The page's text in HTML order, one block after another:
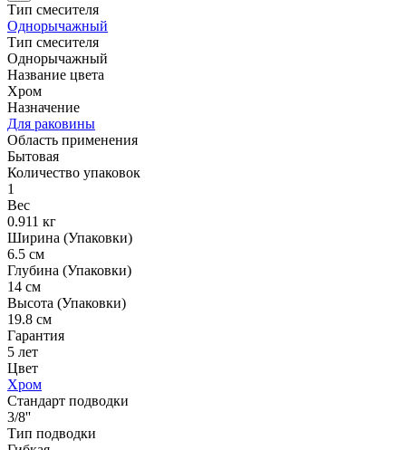
Тип смесителя
Однорычажный
Тип смесителя
Однорычажный
Название цвета
Хром
Назначение
Для раковины
Область применения
Бытовая
Количество упаковок
1
Вес
0.911 кг
Ширина (Упаковки)
6.5 см
Глубина (Упаковки)
14 см
Высота (Упаковки)
19.8 см
Гарантия
5 лет
Цвет
Хром
Стандарт подводки
3/8''
Тип подводки